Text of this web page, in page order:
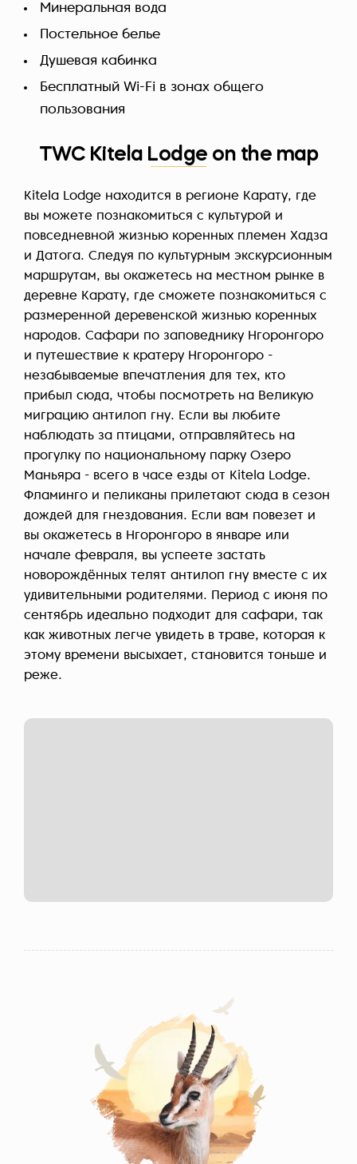
Минеральная вода
Постельное белье
Душевая кабинка
Бесплатный Wi-Fi в зонах общего
пользования
TWC Kitela Lodge on the map
Kitela Lodge находится в регионе Карату, где
вы можете познакомиться с культурой и
повседневной жизнью коренных племен Хадза
и Датога. Следуя по культурным экскурсионным
маршрутам, вы окажетесь на местном рынке в
деревне Карату, где сможете познакомиться с
размеренной деревенской жизнью коренных
народов. Сафари по заповеднику Нгоронгоро
и путешествие к кратеру Нгоронгоро -
незабываемые впечатления для тех, кто
прибыл сюда, чтобы посмотреть на Великую
миграцию антилоп гну. Если вы любите
наблюдать за птицами, отправляйтесь на
прогулку по национальному парку Озеро
Маньяра - всего в часе езды от Kitela Lodge.
Фламинго и пеликаны прилетают сюда в сезон
дождей для гнездования. Если вам повезет и
вы окажетесь в Нгоронгоро в январе или
начале февраля, вы успеете застать
новорождённых телят антилоп гну вместе с их
удивительными родителями. Период с июня по
сентябрь идеально подходит для сафари, так
как животных легче увидеть в траве, которая к
этому времени высыхает, становится тоньше и
реже.